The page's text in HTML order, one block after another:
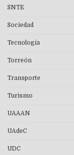
SNTE
Sociedad
Tecnología
Torreón
Transporte
Turismo
UAAAN
UAdeC
UDC